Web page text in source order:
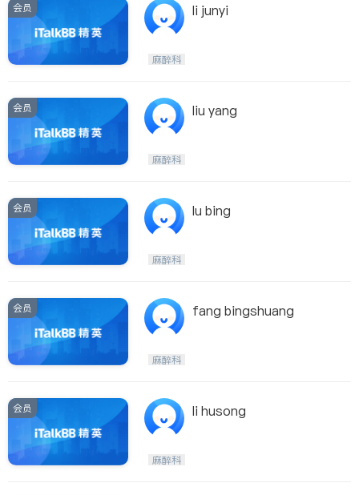
会员 li junyi
麻醉科
会员 liu yang
麻醉科
会员 lu bing
麻醉科
会员 fang bingshuang
麻醉科
会员 li husong
麻醉科